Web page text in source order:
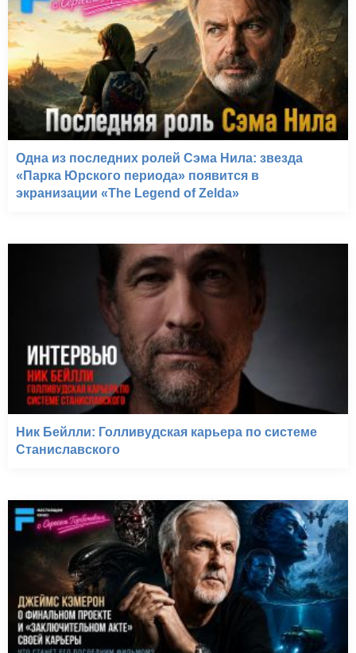
Одна из последних ролей Сэма Нила: звезда
«Парка Юрского периода» появится в
экранизации «The Legend of Zelda»
Ник Бейлли: Голливудская карьера по системе
Станиславского